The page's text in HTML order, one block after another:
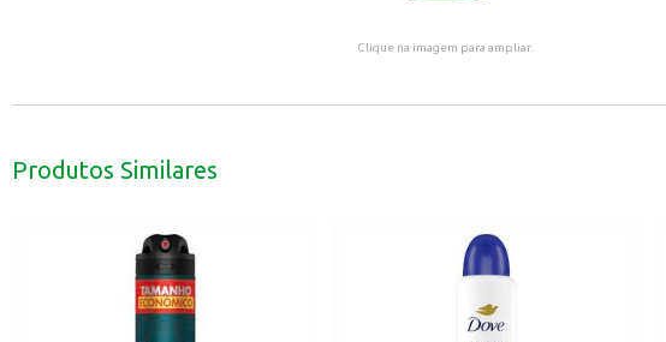
Clique na imagem para ampliar.
Produtos Similares